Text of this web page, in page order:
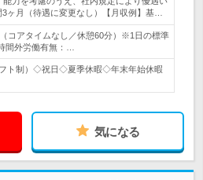
ヶ月（待遇に変更なし）【月収例】基…
コアタイムなし／休憩60分）※1日の標準
間外労働有無：…
ト制）◇祝日◇夏季休暇◇年末年始休暇
気になる